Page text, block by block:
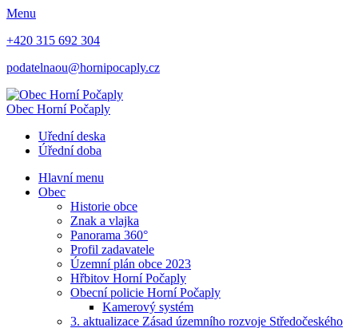
Menu
+420 315 692 304
podatelnaou@hornipocaply.cz
Obec Horní Počaply
Uřední deska
Úřední doba
Hlavní menu
Obec
Historie obce
Znak a vlajka
Panorama 360°
Profil zadavatele
Územní plán obce 2023
Hřbitov Horní Počaply
Obecní policie Horní Počaply
Kamerový systém
3. aktualizace Zásad územního rozvoje Středočeského